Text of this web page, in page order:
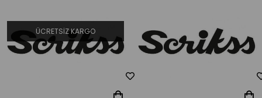
ÜCRETSIZ KARGO